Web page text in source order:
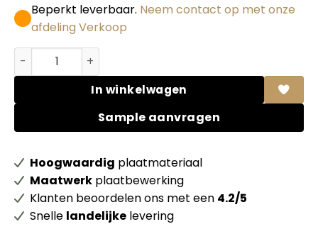
Beperkt leverbaar. Neem contact op met onze
afdeling Verkoop
Abet HPL 897 Microline Bruno vulcano aantal
In winkelwagen
Sample aanvragen
Hoogwaardig plaatmateriaal
Maatwerk plaatbewerking
Klanten beoordelen ons met een 4.2/5
Snelle landelijke levering